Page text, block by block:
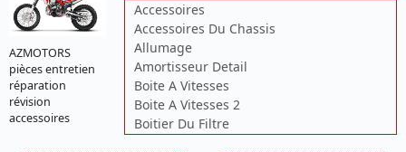
AZMOTORS
pièces entretien
réparation
révision
accessoires
Accessoires
Accessoires Du Chassis
Allumage
Amortisseur Detail
Boite A Vitesses
Boite A Vitesses 2
Boitier Du Filtre